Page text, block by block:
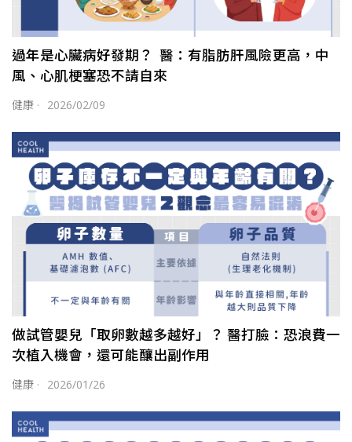
過年是心臟病好發期？ 醫：有脂肪肝風險更高，中
風、心肌梗塞恐不請自來
健康 · 2026/02/09
做試管嬰兒「取卵數越多越好」？ 醫打臉：恐浪費一
次植入機會，還可能釀出副作用
健康 · 2026/01/26